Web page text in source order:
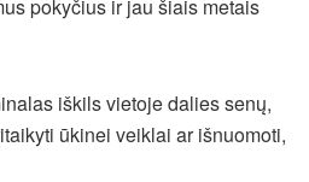
pokyčius ir jau šiais metais
iškils vietoje dalies senų,
ūkinei veiklai ar išnuomoti,